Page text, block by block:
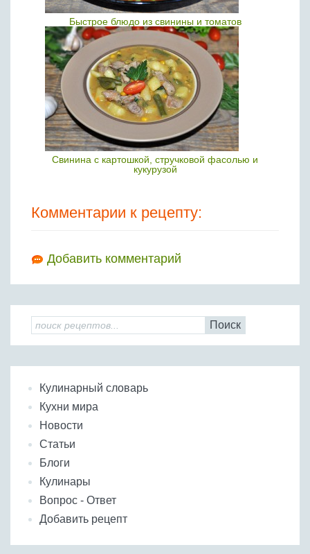
Быстрое блюдо из свинины и томатов
Свинина с картошкой, стручковой фасолью и
кукурузой
Комментарии к рецепту:
Добавить комментарий
Поиск
Кулинарный словарь
Кухни мира
Новости
Статьи
Блоги
Кулинары
Вопрос - Ответ
Добавить рецепт